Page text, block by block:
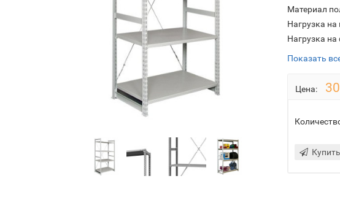
Материал
Нагрузка на
Нагрузка на
Показать
Цена: